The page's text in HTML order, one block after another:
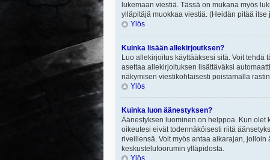
lukemaan viestiä. Tässä on mukana myös
ylläpitäjä muokkaa viestiä. (Heidän pitää
Ylös
Kuinka lisään allekirjoutksen?
Luo allekirjoitus käyttääksesi sitä. Voit
asettaa allekirjoituksen lisättäväksi
näkymisen viestikohtaisesti poistamalla
Ylös
Kuinka luon äänestyksen?
Äänestyksen luominen on helppoa. Kun olet
oikeutesi eivät todennäköisesti riitä
riveillensä. Voit myös antaa aikarajan, jolloin
keskustelufoorumin ylläpidosta.
Ylös